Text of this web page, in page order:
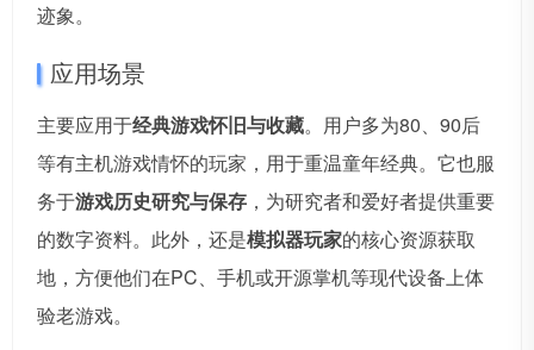
迹象。
应用场景
主要应用于经典游戏怀旧与收藏。用户多为80、90后
等有主机游戏情怀的玩家，用于重温童年经典。它也服
务于游戏历史研究与保存 ，为研究者和爱好者提供重要
的数字资料。此外，还是模拟器玩家的核心资源获取
地，方便他们在PC、手机或开源掌机等现代设备上体
验老游戏。